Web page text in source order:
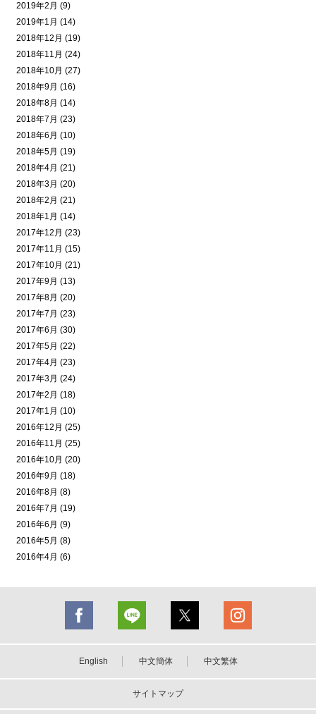
2019年2月 (9)
2019年1月 (14)
2018年12月 (19)
2018年11月 (24)
2018年10月 (27)
2018年9月 (16)
2018年8月 (14)
2018年7月 (23)
2018年6月 (10)
2018年5月 (19)
2018年4月 (21)
2018年3月 (20)
2018年2月 (21)
2018年1月 (14)
2017年12月 (23)
2017年11月 (15)
2017年10月 (21)
2017年9月 (13)
2017年8月 (20)
2017年7月 (23)
2017年6月 (30)
2017年5月 (22)
2017年4月 (23)
2017年3月 (24)
2017年2月 (18)
2017年1月 (10)
2016年12月 (25)
2016年11月 (25)
2016年10月 (20)
2016年9月 (18)
2016年8月 (8)
2016年7月 (19)
2016年6月 (9)
2016年5月 (8)
2016年4月 (6)
English 中文簡体 中文繁体
サイトマップ